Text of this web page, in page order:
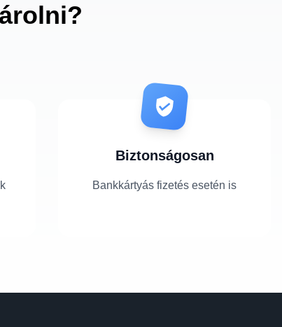
Biztonságosan
Bankkártyás fizetés esetén is